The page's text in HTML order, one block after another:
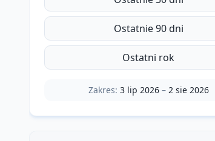
Ostatnie 90 dni
Ostatni rok
Zakres: 3 lip 2026– 2 sie 2026